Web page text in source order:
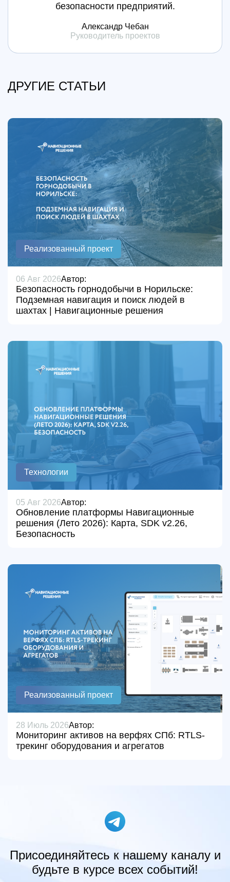
безопасности предприятий.
Александр Чебан
Руководитель проектов
ДРУГИЕ СТАТЬИ
Реализованный проект
06 Авг 2026Автор:
Безопасность горнодобычи в Норильске:
Подземная навигация и поиск людей в
шахтах | Навигационные решения
Технологии
05 Авг 2026Автор:
Обновление платформы Навигационные
решения (Лето 2026): Карта, SDK v2.26,
Безопасность
Реализованный проект
28 Июль 2026Автор:
Мониторинг активов на верфях СПб: RTLS-
трекинг оборудования и агрегатов
Присоединяйтесь к нашему каналу и
будьте в курсе всех событий!